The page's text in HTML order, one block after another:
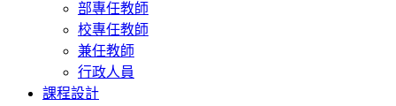
部專任教師
校專任教師
兼任教師
行政人員
課程設計